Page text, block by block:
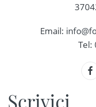
Email:
Tel:
Scrivici